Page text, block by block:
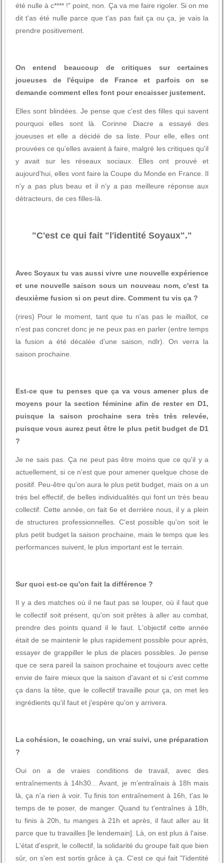
été nulle à c**** !" point, non. Ça va me faire rigoler. Si on me
dit t'as été nulle parce que t'as pas fait ça ou ça, je vais la
prendre positivement.
On entend beaucoup de critiques sur certaines
joueuses de l'équipe de France et parfois on se
demande comment elles font pour encaisser justement.
Elles sont blindées. Je pense que c'est des filles qui savent
pourquoi elles sont là. Corinne Diacre a essayé des
joueuses et elle a décidé de sa liste. Pour elle, elles ont
prouvées ce qu'elles avaient à faire, malgré les critiques qu'il
y avait sur les réseaux sociaux. Elles ont prouvé et
aujourd'hui, elles vont faire la Coupe du Monde en France. Il
n'y a pas plus beau et il n'y a pas meilleure réponse aux
détracteurs, de ces filles-là.
"C'est ce qui fait "l'identité Soyaux"."
Avec Soyaux tu vas aussi vivre une nouvelle expérience
et une nouvelle saison sous un nouveau nom, c'est ta
deuxième fusion si on peut dire. Comment tu vis ça ?
(rires) Pour le moment, tant que tu n'as pas le maillot, ce
n'est pas concret donc je ne peux pas en parler (entre temps
la fusion a été décalée d'une saison, ndlr). On verra la
saison prochaine.
Est-ce que tu penses que ça va vous amener plus de
moyens pour la section féminine afin de rester en D1,
puisque la saison prochaine sera très très relevée,
puisque vous aurez peut être le plus petit budget de D1
?
Je ne sais pas. Ça ne peut pas être moins que ce qu'il y a
actuellement, si ce n'est que pour amener quelque chose de
positif. Peu-être qu'on aura le plus petit budget, mais on a un
très bel effectif, de belles individualités qui font un très beau
collectif. Cette année, on fait 6e et derrière nous, il y a plein
de structures professionnelles. C'est possible qu'on soit le
plus petit budget la saison prochaine, mais le temps que les
performances suivent, le plus important est le terrain.
Sur quoi est-ce qu'on fait la différence ?
Il y a des matches où il ne faut pas se louper, où il faut que
le collectif soit présent, qu'on soit prêtes à aller au combat,
prendre des points quand il le faut. L'objectif cette année
était de se maintenir le plus rapidement possible pour après,
essayer de grappiller le plus de places possibles. Je pense
que ce sera pareil la saison prochaine et toujours avec cette
envie de faire mieux que la saison d'avant et si c'est comme
ça dans la tête, que le collectif travaille pour ça, on met les
ingrédients qu'il faut et j'espère qu'on y arrivera.
La cohésion, le coaching, un vrai suivi, une préparation
?
Oui on a de vraies conditions de travail, avec des
entraînements à 14h30... Avant, je m'entraînais à 18h mais
là, ça n'a rien à voir. Tu finis ton entraînement à 16h, t'as le
temps de te poser, de manger. Quand tu t'entraînes à 18h,
tu finis à 20h, tu manges à 21h et après, il faut aller au lit
parce que tu travailles [le lendemain]. Là, on est plus à l'aise.
L'état d'esprit, le collectif, la solidarité du groupe fait que bien
sûr, on s'en est sortis grâce à ça. C'est ce qui fait "l'identité